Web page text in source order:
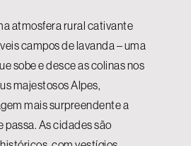
atmosfera rural cativante
campos de lavanda – uma
sobe e desce as colinas nos
majestosos Alpes,
mais surpreendente a
passa. As cidades são